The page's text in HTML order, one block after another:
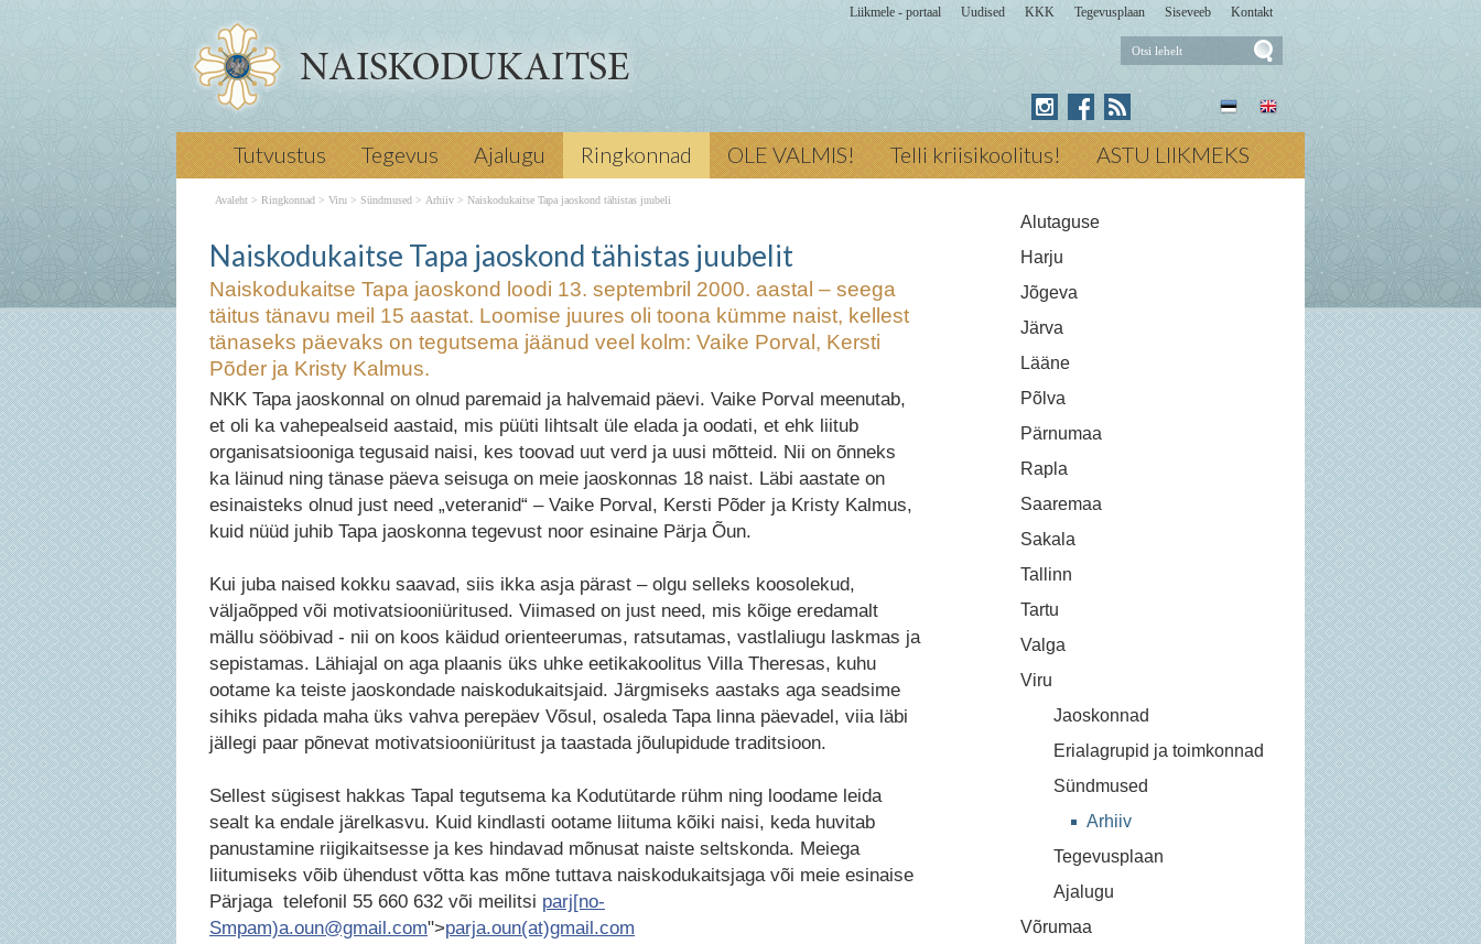
Liikmele - portaal Uudised KKK Tegevusplaan Siseveeb Kontakt
Naiskodukaitse Tapa jaoskond loodi 13. septembril
2000. aastal – seega täitus tänavu meil 15 aastat.
Vaike Porval, Kersti Põder ja Kristy Kalmus.
innerHTML = writetospan; parj[no-
Smpam)a.oun(at)gmail.com Seidi Lamus-Tšistotin,
Tapa jaoskonna juhatuse liige ← Eelmine Maavanem
võõrustas Naiskodukaitse aastapäeval
naiskodukaitsjaid Järgmine → otse hiiumaalt
Naiskodukaitse Tapa jaoskond tähistas juubelit
Tutvustus Tegevus Ajalugu Ringkonnad OLE VALMIS! Telli kriisikoolitus! ASTU LIIKMEKS
Alutaguse
Harju
Jõgeva
Järva
Lääne
Põlva
Pärnumaa
Rapla
Saaremaa
Sakala
Tallinn
Tartu
Valga
Viru
Jaoskonnad
Erialagrupid ja toimkonnad
Sündmused
Arhiiv
Tegevusplaan
Ajalugu
Võrumaa
Avaleht > Ringkonnad > Viru > Sündmused > Arhiiv > Naiskodukaitse Tapa jaoskond tähistas juubeli
Naiskodukaitse Tapa jaoskond tähistas juubelit
Naiskodukaitse Tapa jaoskond loodi 13. septembril 2000. aastal – seega
täitus tänavu meil 15 aastat. Loomise juures oli toona kümme naist, kellest
tänaseks päevaks on tegutsema jäänud veel kolm: Vaike Porval, Kersti
Põder ja Kristy Kalmus.
NKK Tapa jaoskonnal on olnud paremaid ja halvemaid päevi. Vaike Porval meenutab,
et oli ka vahepealseid aastaid, mis püüti lihtsalt üle elada ja oodati, et ehk liitub
organisatsiooniga tegusaid naisi, kes toovad uut verd ja uusi mõtteid. Nii on õnneks
ka läinud ning tänase päeva seisuga on meie jaoskonnas 18 naist. Läbi aastate on
esinaisteks olnud just need „veteranid“ – Vaike Porval, Kersti Põder ja Kristy Kalmus,
kuid nüüd juhib Tapa jaoskonna tegevust noor esinaine Pärja Õun.
Kui juba naised kokku saavad, siis ikka asja pärast – olgu selleks koosolekud,
väljaõpped või motivatsiooniüritused. Viimased on just need, mis kõige eredamalt
mällu sööbivad - nii on koos käidud orienteerumas, ratsutamas, vastlaliugu laskmas ja
sepistamas. Lähiajal on aga plaanis üks uhke eetikakoolitus Villa Theresas, kuhu
ootame ka teiste jaoskondade naiskodukaitsjaid. Järgmiseks aastaks aga seadsime
sihiks pidada maha üks vahva perepäev Võsul, osaleda Tapa linna päevadel, viia läbi
jällegi paar põnevat motivatsiooniüritust ja taastada jõulupidude traditsioon.
Sellest sügisest hakkas Tapal tegutsema ka Kodutütarde rühm ning loodame leida
sealt ka endale järelkasvu. Kuid kindlasti ootame liituma kõiki naisi, keda huvitab
panustamine riigikaitsesse ja kes hindavad mõnusat naiste seltskonda. Meiega
liitumiseks võib ühendust võtta kas mõne tuttava naiskodukaitsjaga või meie esinaise
Pärjaga telefonil 55 660 632 või meilitsi parj[no-
Smpam)a.oun@gmail.com">parja.oun(at)gmail.com